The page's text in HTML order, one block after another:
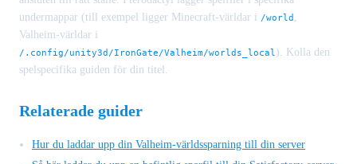
undermappar (till exempel ligger Minecraft-världar i /world ,
Valheim-världar i
/.config/unity3d/IronGate/Valheim/worlds_local). Kolla den
spelspecifika guiden för din titel.
Relaterade guider
Hur du laddar upp din Valheim-världssparning till din server